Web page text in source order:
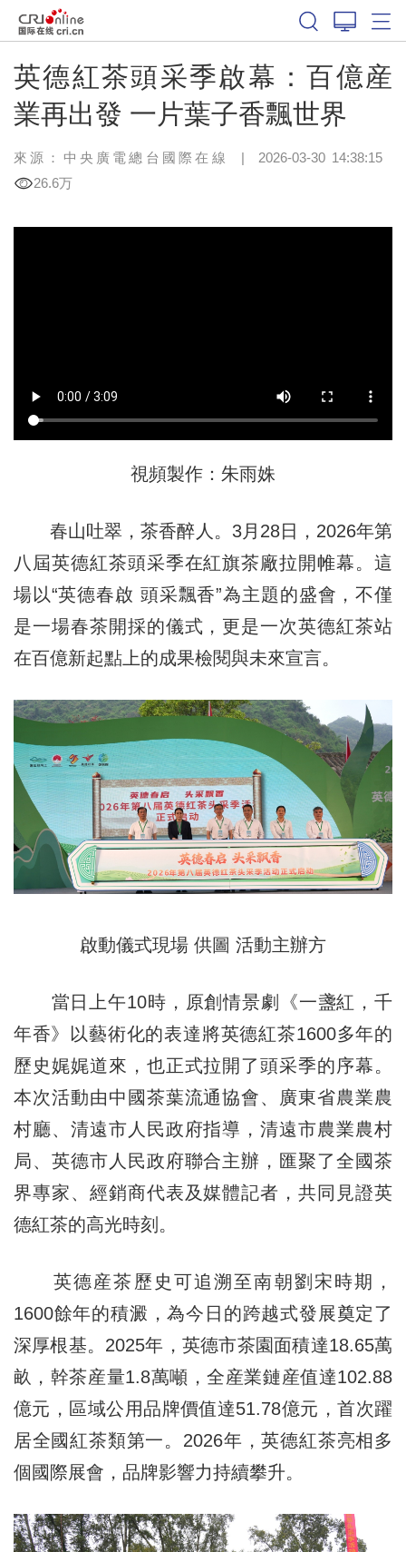
英德紅茶頭采季啟幕：百億産
業再出發 一片葉子香飄世界
來源：中央廣電總台國際在線 | 2026-03-30 14:38:15
26.6万
視頻製作：朱雨姝
春山吐翠，茶香醉人。3月28日，2026年第
八屆英德紅茶頭采季在紅旗茶廠拉開帷幕。這
場以“英德春啟 頭采飄香”為主題的盛會，不僅
是一場春茶開採的儀式，更是一次英德紅茶站
在百億新起點上的成果檢閱與未來宣言。
啟動儀式現場 供圖 活動主辦方
當日上午10時，原創情景劇《一盞紅，千
年香》以藝術化的表達將英德紅茶1600多年的
歷史娓娓道來，也正式拉開了頭采季的序幕。
本次活動由中國茶葉流通協會、廣東省農業農
村廳、清遠市人民政府指導，清遠市農業農村
局、英德市人民政府聯合主辦，匯聚了全國茶
界專家、經銷商代表及媒體記者，共同見證英
德紅茶的高光時刻。
英德産茶歷史可追溯至南朝劉宋時期，
1600餘年的積澱，為今日的跨越式發展奠定了
深厚根基。2025年，英德市茶園面積達18.65萬
畝，幹茶産量1.8萬噸，全産業鏈産值達102.88
億元，區域公用品牌價值達51.78億元，首次躍
居全國紅茶類第一。2026年，英德紅茶亮相多
個國際展會，品牌影響力持續攀升。